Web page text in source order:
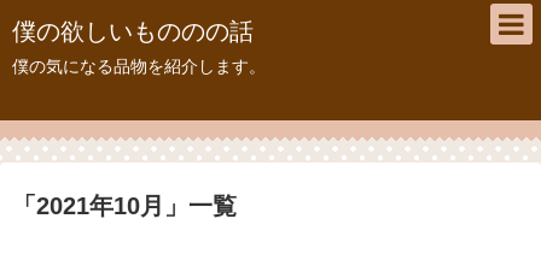
僕の欲しいもののの話
僕の気になる品物を紹介します。
「 2021年10月 」 一覧